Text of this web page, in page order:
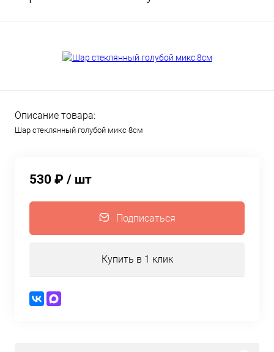
Описание товара:
Шар стеклянный голубой микс 8см
530 ₽ / шт
Подписаться
Купить в 1 клик